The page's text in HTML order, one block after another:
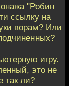
"Робин
ссылку на
ворам? Или
игру.
это не
так ли?